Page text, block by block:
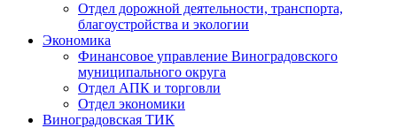
Отдел дорожной деятельности, транспорта,
благоустройства и экологии
Экономика
Финансовое управление Виноградовского
муниципального округа
Отдел АПК и торговли
Отдел экономики
Виноградовская ТИК